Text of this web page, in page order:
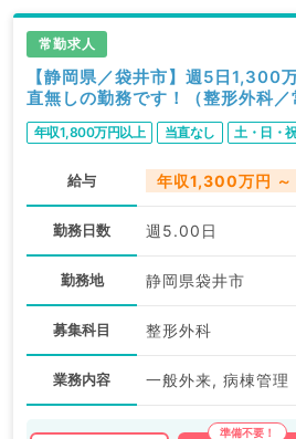
常勤求人
【静岡県／袋井市】週5日1,300
直無しの勤務です！（整形外科／
年収1,800万円以上 当直なし 土・日・
給与 年収1,300万円
勤務日数 週5.00日
勤務地 静岡県袋井市
募集科目 整形外科
業務内容 一般外来, 病棟管理